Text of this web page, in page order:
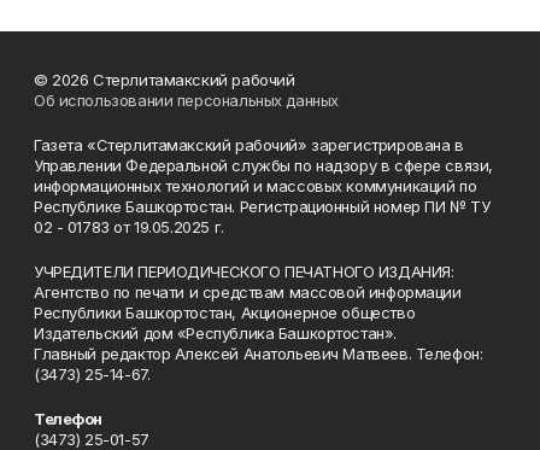
© 2026 Стерлитамакский рабочий
Об использовании персональных данных
Газета «Стерлитамакский рабочий» зарегистрирована в
Управлении Федеральной службы по надзору в сфере связи,
информационных технологий и массовых коммуникаций по
Республике Башкортостан. Регистрационный номер ПИ № ТУ
02 - 01783 от 19.05.2025 г.
УЧРЕДИТЕЛИ ПЕРИОДИЧЕСКОГО ПЕЧАТНОГО ИЗДАНИЯ:
Агентство по печати и средствам массовой информации
Республики Башкортостан, Акционерное общество
Издательский дом «Республика Башкортостан».
Главный редактор Алексей Анатольевич Матвеев. Телефон:
(3473) 25-14-67.
Телефон
(3473) 25-01-57